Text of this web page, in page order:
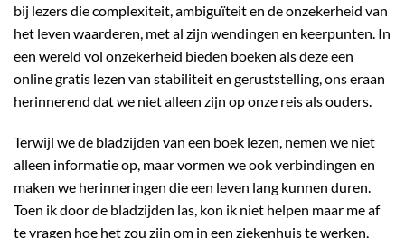
bij lezers die complexiteit, ambiguïteit en de onzekerheid van
het leven waarderen, met al zijn wendingen en keerpunten. In
een wereld vol onzekerheid bieden boeken als deze een
online gratis lezen van stabiliteit en geruststelling, ons eraan
herinnerend dat we niet alleen zijn op onze reis als ouders.
Terwijl we de bladzijden van een boek lezen, nemen we niet
alleen informatie op, maar vormen we ook verbindingen en
maken we herinneringen die een leven lang kunnen duren.
Toen ik door de bladzijden las, kon ik niet helpen maar me af
te vragen hoe het zou zijn om in een ziekenhuis te werken,